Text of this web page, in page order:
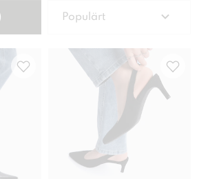
Populärt